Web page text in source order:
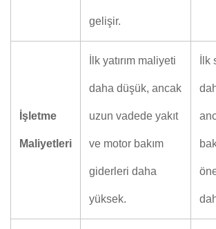
gelişir.
İşletme
Maliyetleri
İlk yatırım maliyeti
daha düşük, ancak
uzun vadede yakıt
ve motor bakım
giderleri daha
yüksek.